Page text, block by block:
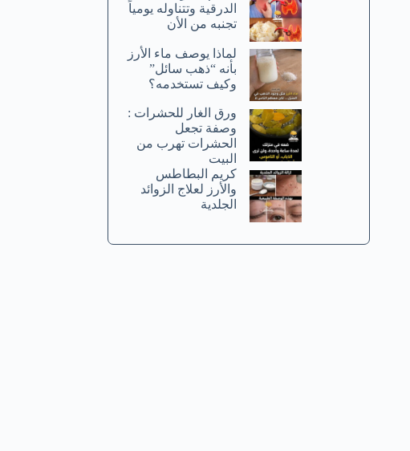
الدرقية وتتناوله يومياً
تجنبه من الأن
لماذا يوصف ماء الأرز
بأنه “ذهب سائل”
وكيف تستخدمه؟
ورق الغار للحشرات :
وصفة تجعل
الحشرات تهرب من
البيت
كريم البطاطس
والأرز لعلاج الزوائد
الجلدية